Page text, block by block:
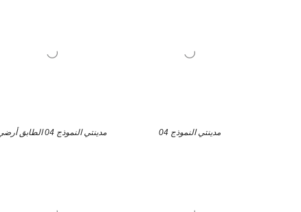
مدينتي النموذج 04 مدينتي النموذج 04 الطابق أرضي